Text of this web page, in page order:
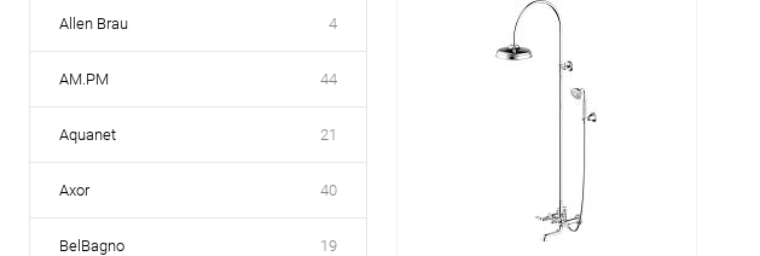
Allen Brau 4
AM.PM 44
Aquanet 21
Axor 40
BelBagno 19